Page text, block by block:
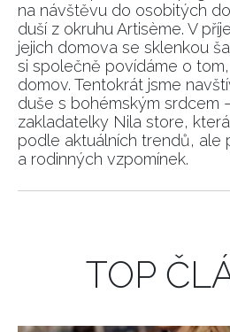
na návštěvu do osobitých
duší z okruhu Artisème. V
jejich domova se sklenkou
si společně povídáme o
domov. Tentokrát jsme
duše s bohémským srdcem
zakladatelky Nila store,
podle aktuálních trendů, ale
a rodinných vzpomínek.
TOP